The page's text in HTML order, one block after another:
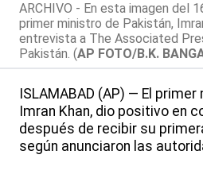
ARCHIVO - En esta imagen del
primer ministro de Pakistán,
entrevista a The Associated
Pakistán. (AP FOTO/B.K.
ISLAMABAD (AP) — El
Imran Khan, dio positivo en
después de recibir su
según anunciaron las